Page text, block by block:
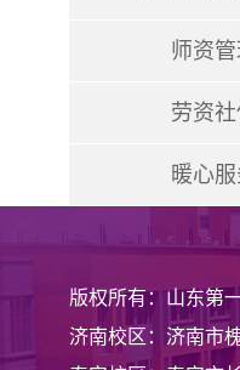
师资管
劳资
暖心服
版权所有：山东第
济南校区：济南市